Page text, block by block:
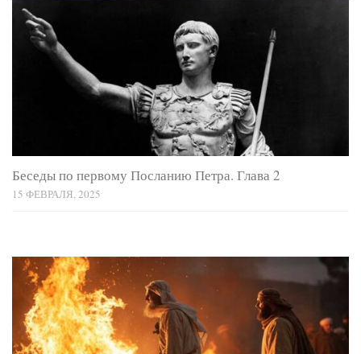
Беседы по первому Посланию Петра. Глава 2
15 ФЕВРАЛЯ, 2025